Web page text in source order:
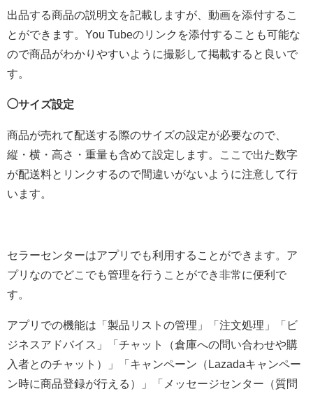
出品する商品の説明文を記載しますが、動画を添付するこ
とができます。You Tubeのリンクを添付することも可能な
ので商品がわかりやすいように撮影して掲載すると良いで
す。
◯サイズ設定
商品が売れて配送する際のサイズの設定が必要なので、
縦・横・高さ・重量も含めて設定します。ここで出た数字
が配送料とリンクするので間違いがないように注意して行
います。
セラーセンターはアプリでも利用することができます。ア
プリなのでどこでも管理を行うことができ非常に便利で
す。
アプリでの機能は「製品リストの管理」「注文処理」「ビ
ジネスアドバイス」「チャット（倉庫への問い合わせや購
入者とのチャット）」「キャンペーン（Lazadaキャンペー
ン時に商品登録が行える）」「メッセージセンター（質問